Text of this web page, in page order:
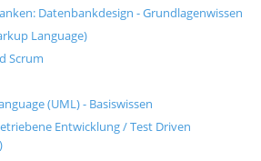
Datenbankdesign - Grundlagenwissen
Language)
Scrum
(UML) - Basiswissen
Entwicklung / Test Driven